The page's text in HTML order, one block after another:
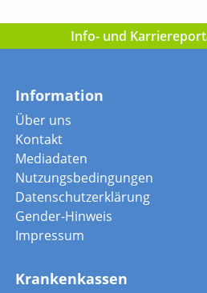
Info- und
Information
Über uns
Kontakt
Mediadaten
Nutzungsbedingungen
Datenschutzerklärung
Gender-Hinweis
Impressum
Krankenkassen